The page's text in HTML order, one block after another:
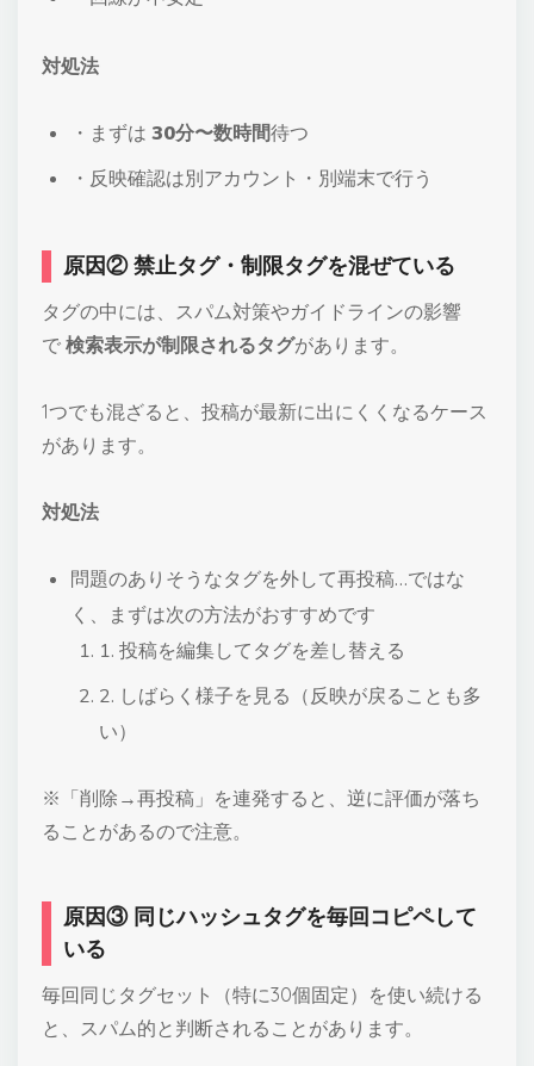
対処法
・まずは 30分〜数時間待つ
・反映確認は別アカウント・別端末で行う
原因② 禁止タグ・制限タグを混ぜている
タグの中には、スパム対策やガイドラインの影響
で 検索表示が制限されるタグがあります。
1つでも混ざると、投稿が最新に出にくくなるケース
があります。
対処法
問題のありそうなタグを外して再投稿…ではな
く、まずは次の方法がおすすめです
1. 投稿を編集してタグを差し替える
2. しばらく様子を見る（反映が戻ることも多
い）
※「削除→再投稿」を連発すると、逆に評価が落ち
ることがあるので注意。
原因③ 同じハッシュタグを毎回コピペして
いる
毎回同じタグセット（特に30個固定）を使い続ける
と、スパム的と判断されることがあります。